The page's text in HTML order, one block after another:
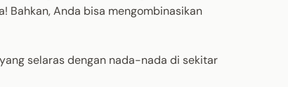
Bahkan, Anda bisa mengombinasikan
selaras dengan nada-nada di sekitar